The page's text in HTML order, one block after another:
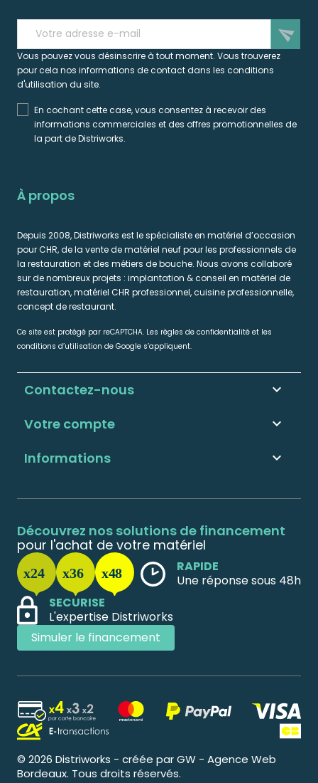
send
Vous pouvez vous désinscrire à tout moment. Vous trouverez
pour cela nos informations de contact dans les conditions
d'utilisation du site.
En cochant cette case, vous consentez à recevoir des
informations commerciales et des offres promotionnelles de
la part de Distriworks.
À propos
Depuis 2008, Distriworks est le spécialiste en matériel d’occasion
pour CHR, de la vente de matériel neuf pour les professionnels de
la restauration et des métiers de bouche. Nous avons collaboré
sur de nombreux projets : implantation & conseil en matériel de
restauration, matériel CHR professionnel, cuisine professionnelle,
concept de restaurant.
Ce site est protégé par reCAPTCHA. Les règles de confidentialité et les
conditions d’utilisation de Google s’appliquent.
Informations 
Votre compte 
Contactez-nous keyboard_arrow_down
Découvrez nos solutions de financement
pour l'achat de votre matériel
RAPIDE
Une réponse sous 48h
SECURISE
L'expertise Distriworks
Simuler le financement
© 2026 Distriworks - créée par GW - Agence Web
Bordeaux. Tous droits réservés.